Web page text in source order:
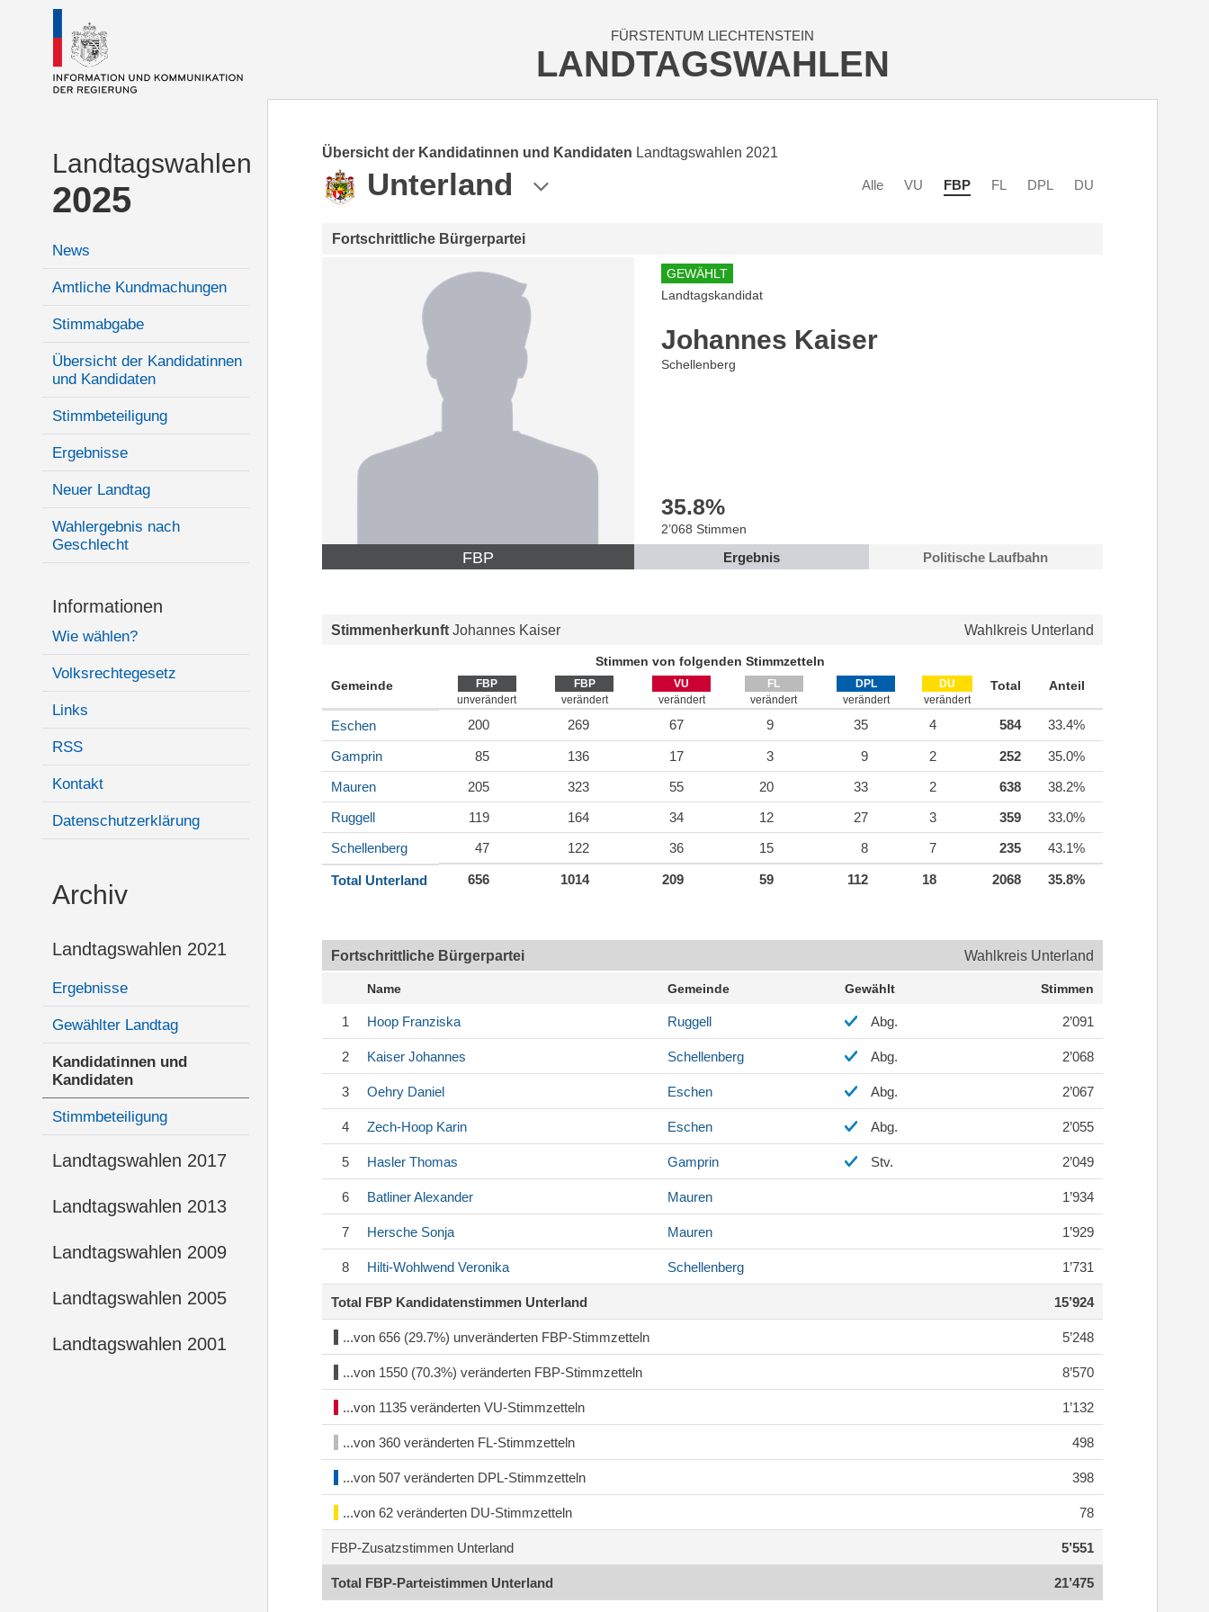
Landtagswahlen
2025
News
Amtliche Kundmachungen
Stimmabgabe
Übersicht der Kandidatinnen
und Kandidaten
Stimmbeteiligung
Ergebnisse
Neuer Landtag
Wahlergebnis nach
Geschlecht
Informationen
Wie wählen?
Volksrechtegesetz
Links
RSS
Kontakt
Datenschutzerklärung
Archiv
Landtagswahlen 2021
Ergebnisse
Gewählter Landtag
Kandidatinnen und
Kandidaten
Stimmbeteiligung
Landtagswahlen 2017
Landtagswahlen 2013
Landtagswahlen 2009
Landtagswahlen 2005
Landtagswahlen 2001
FÜRSTENTUM LIECHTENSTEIN
LANDTAGSWAHLEN
Übersicht der Kandidatinnen und Kandidaten Landtagswahlen 2021
Unterland Alle VU FBP FL DPL DU
Fortschrittliche Bürgerpartei
FBP
GEWÄHLT
Landtagskandidat
Johannes Kaiser
Schellenberg
35.8%
2’068 Stimmen
Ergebnis Politische Laufbahn
Stimmenherkunft Johannes Kaiser Wahlkreis Unterland
Stimmen von folgenden Stimmzetteln
Gemeinde
FBP
unverändert
FBP
verändert
VU
verändert
FL
verändert
DPL
verändert
DU
verändert
Total Anteil
Eschen 200 269 67 9 35 4 584 33.4%
Gamprin 85 136 17 3 9 2 252
35.0%
Mauren
205 323 55 20 33 2 638
38.2%
Ruggell
119 164 34 12 27 3 359
33.0%
Schellenberg
47 122 36 15 8 7 235 43.1%
Total Unterland 656 1014 209 59 112 18 2068 35.8%
Fortschrittliche Bürgerpartei Wahlkreis Unterland
Name Gemeinde Gewählt Stimmen
1 Hoop Franziska Ruggell Abg. 2’091
2 Kaiser Johannes Schellenberg Abg. 2’068
3 Oehry Daniel Eschen Abg. 2’067
4 Zech-Hoop Karin Eschen Abg. 2’055
5 Hasler Thomas Gamprin Stv. 2’049
6 BatlinerAlexander Mauren 1’934
7 Hersche Sonja Mauren 1’929
8 Hilti-Wohlwend Veronika Schellenberg 1’731
Total FBP Kandidatenstimmen Unterland 15’924
...von 656 (29.7%) unveränderten FBP-Stimmzetteln 5’248
...von 1550 (70.3%) veränderten FBP-Stimmzetteln 8’570
...von 1135 veränderten VU-Stimmzetteln 1’132
...von 360 veränderten FL-Stimmzetteln 498
...von 507 veränderten DPL-Stimmzetteln 398
...von 62 veränderten DU-Stimmzetteln 78
FBP-Zusatzstimmen Unterland 5’551
Total FBP-Parteistimmen Unterland 21’475